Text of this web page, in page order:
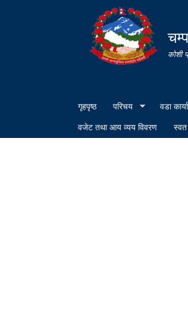
कोशी
गृहपृष्ठ परिचय वडा
वजेट तथा आय व्यय विवरण